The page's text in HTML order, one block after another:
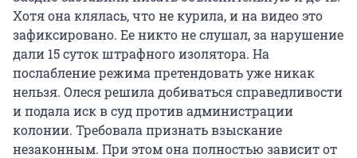
Хотя она клялась, что не курила, и на видео это
зафиксировано. Ее никто не слушал, за нарушение
дали 15 суток штрафного изолятора. На
послабление режима претендовать уже никак
нельзя. Олеся решила добиваться справедливости
и подала иск в суд против администрации
колонии. Требовала признать взыскание
незаконным. При этом она полностью зависит от